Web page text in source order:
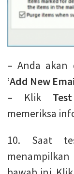
– Anda akan
‘Add New
– Klik
memeriksa
10. Saat